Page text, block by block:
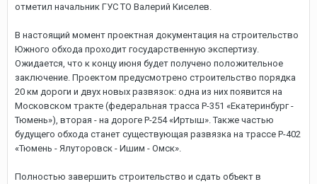
отметил начальник ГУС ТО Валерий Киселев.
В настоящий момент проектная документация на строительство
Южного обхода проходит государственную экспертизу.
Ожидается, что к концу июня будет получено положительное
заключение. Проектом предусмотрено строительство порядка
20 км дороги и двух новых развязок: одна из них появится на
Московском тракте (федеральная трасса Р-351 «Екатеринбург -
Тюмень»), вторая - на дороге Р-254 «Иртыш». Также частью
будущего обхода станет существующая развязка на трассе Р-402
«Тюмень - Ялуторовск - Ишим - Омск».
Полностью завершить строительство и сдать объект в